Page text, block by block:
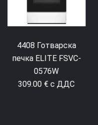
4409 Комбинирана
готварска печка
ELITE FSEGC-0529BG
269.00 € с ДДС